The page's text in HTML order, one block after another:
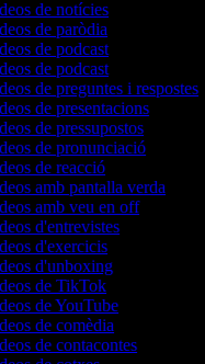
de notícies
de paròdia
de podcast
de podcast
de preguntes i respostes
de presentacions
de pressupostos
de pronunciació
de reacció
amb pantalla verda
amb veu en off
d'entrevistes
d'exercicis
d'unboxing
de TikTok
de YouTube
de comèdia
de contacontes